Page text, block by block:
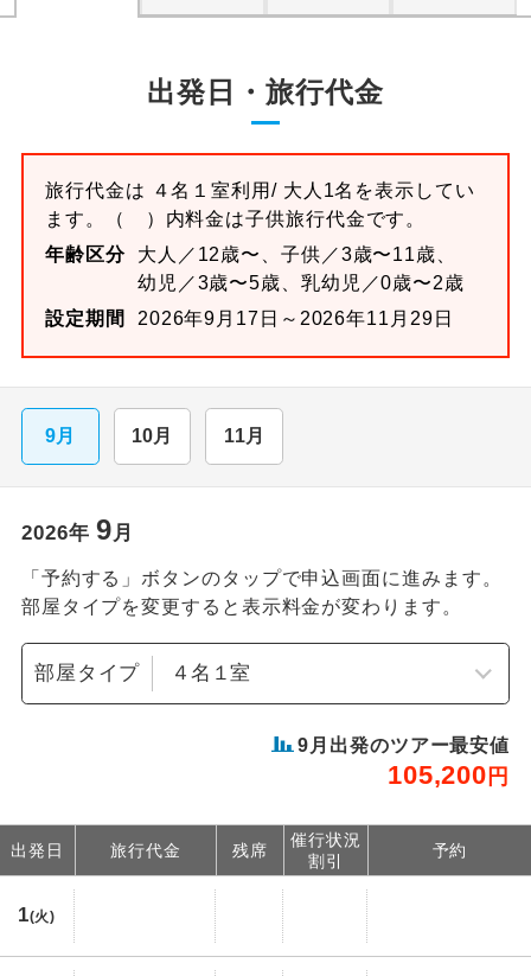
出発日・旅行代金
旅行代金は ４名１室利用/ 大人1名を表示してい
ます。
（ ）内料金は子供旅行代金です。
年齢区分
大人／12歳〜、子供／3歳〜11歳、
幼児／3歳〜5歳、乳幼児／0歳〜2歳
設定期間
2026年9月17日～2026年11月29日
9月 10月 11月
2026年 9 月
「予約する」ボタンのタップで申込画面に進みます。
部屋タイプを変更すると表示料金が変わります。
部屋タイプ
9 月出発のツアー最安値
105,200 円
出発日 旅行代金 残席
催行状況
割引
予約
1(火)